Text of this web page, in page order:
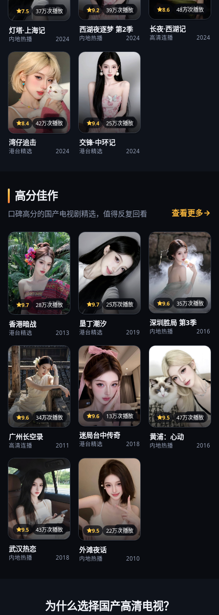
27集
7.5 37万次播放
灯塔·上海记
内地热播 2024
38集
9.2 39万次播放
西湖夜逐梦 第2季
内地热播 2024
125分钟
8.6 48万次播放
长夜·西湖记
高清连播 2024
38集
8.4 42万次播放
湾仔追击
港台精选 2024
15集
9.4 25万次播放
交锋·中环记
港台精选 2024
高分佳作
口碑高分的国产电视剧精选，值得反复回看 查看更多
33集
9.7 28万次播放
香港暗战
港台精选 2013
107分钟
9.7 25万次播放
垦丁潮汐
港台精选 2019
32集
9.6 35万次播放
深圳胜局 第3季
内地热播 2016
122分钟
9.6 34万次播放
广州长空录
高清连播 2011
31集
9.6 13万次播放
迷局台中传奇
港台精选 2018
24集
9.5 47万次播放
黄浦：心动
内地热播 2016
35集
9.5 43万次播放
武汉热恋
内地热播 2018
37集
9.5 22万次播放
外滩夜话
内地热播 2010
为什么选择国产高清电视？